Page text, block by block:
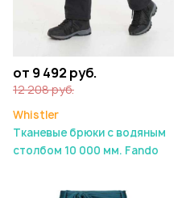
от 9 492 руб.
12 208 руб.
Whistler
Тканевые брюки с водяным
столбом 10 000 мм. Fando